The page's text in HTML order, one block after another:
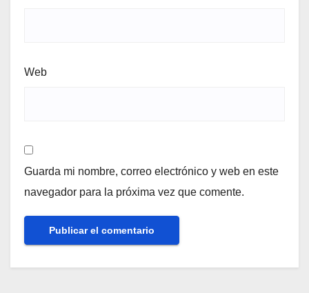
Web
Guarda mi nombre, correo electrónico y web en este
navegador para la próxima vez que comente.